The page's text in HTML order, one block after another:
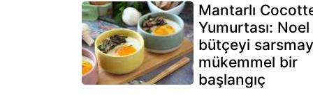
Mantarlı
Yumurtası:
bütçeyi
mükemmel bir
başlangıç